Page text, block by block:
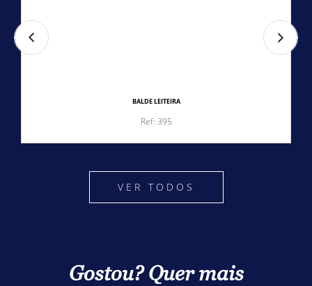
BALDE LEITEIRA
Ref: 395
VER TODOS
Gostou? Quer mais